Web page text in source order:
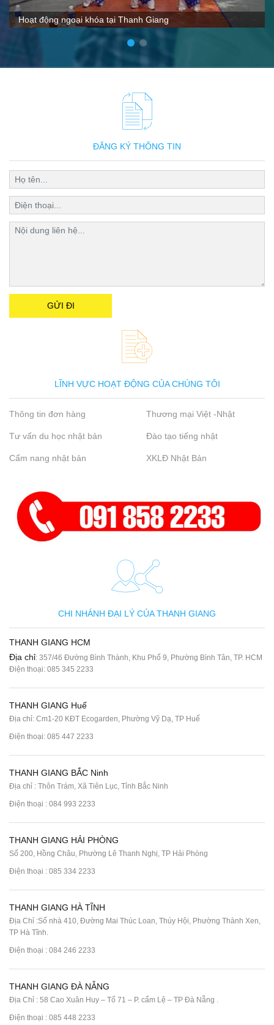
VTC nói gì về Thanh Giang
ĐĂNG KÝ THÔNG TIN
LĨNH VỰC HOẠT ĐỘNG CỦA CHÚNG TÔI
Thông tin đơn hàng Thương mại Việt -Nhật
Tư vấn du học nhật bản Đào tạo tiếng nhật
Cẩm nang nhật bản XKLĐ Nhật Bản
CHI NHÁNH ĐẠI LÝ CỦA THANH GIANG
THANH GIANG HCM
Địa chỉ: 357/46 Đường Bình Thành, Khu Phố 9, Phường Bình Tân, TP. HCM
Điện thoại: 085 345 2233
THANH GIANG Huế
Địa chỉ: Cm1-20 KĐT Ecogarden, Phường Vỹ Dạ, TP Huế
Điện thoại: 085 447 2233
THANH GIANG BẮC Ninh
Địa chỉ : Thôn Trám, Xã Tiên Lục, Tỉnh Bắc Ninh
Điện thoại : 084 993 2233
THANH GIANG HẢI PHÒNG
Số 200, Hồng Châu, Phường Lê Thanh Nghị, TP Hải Phòng
Điện thoại : 085 334 2233
THANH GIANG HÀ TĨNH
Địa Chỉ :Số nhà 410, Đường Mai Thúc Loan, Thúy Hội, Phường Thành Xen,
TP Hà Tĩnh.
Điện thoại : 084 246 2233
THANH GIANG ĐÀ NẴNG
Địa Chỉ : 58 Cao Xuân Huy – Tổ 71 – P. cẩm Lệ – TP Đà Nẵng .
Điện thoại : 085 448 2233